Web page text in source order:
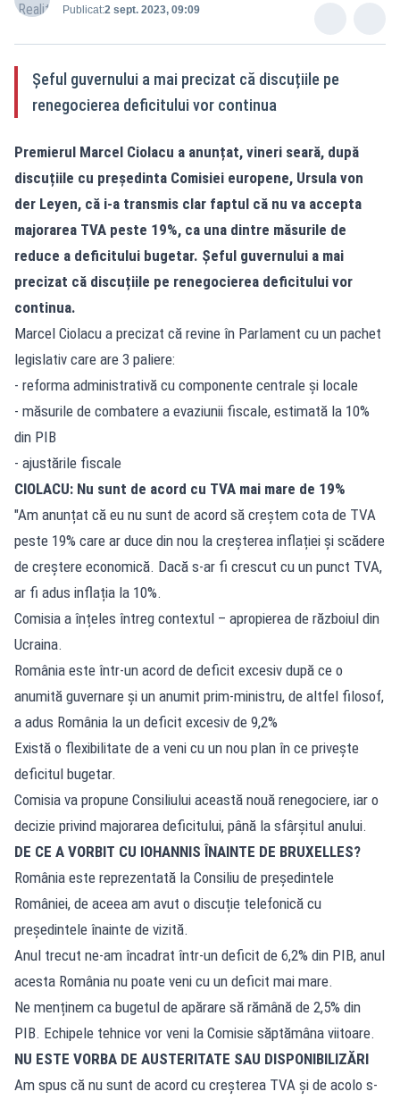
Publicat:2 sept. 2023, 09:09
Șeful guvernului a mai precizat că discuțiile pe
renegocierea deficitului vor continua
Premierul Marcel Ciolacu a anunțat, vineri seară, după
discuțiile cu președinta Comisiei europene, Ursula von
der Leyen, că i-a transmis clar faptul că nu va accepta
majorarea TVA peste 19%, ca una dintre măsurile de
reduce a deficitului bugetar. Șeful guvernului a mai
precizat că discuțiile pe renegocierea deficitului vor
continua.
Marcel Ciolacu a precizat că revine în Parlament cu un pachet
legislativ care are 3 paliere:
- reforma administrativă cu componente centrale și locale
- măsurile de combatere a evaziunii fiscale, estimată la 10%
din PIB
- ajustările fiscale
CIOLACU: Nu sunt de acord cu TVA mai mare de 19%
"Am anunțat că eu nu sunt de acord să creștem cota de TVA
peste 19% care ar duce din nou la creșterea inflației și scădere
de creștere economică. Dacă s-ar fi crescut cu un punct TVA,
ar fi adus inflația la 10%.
Comisia a înțeles întreg contextul – apropierea de războiul din
Ucraina.
România este într-un acord de deficit excesiv după ce o
anumită guvernare și un anumit prim-ministru, de altfel filosof,
a adus România la un deficit excesiv de 9,2%
Există o flexibilitate de a veni cu un nou plan în ce privește
deficitul bugetar.
Comisia va propune Consiliului această nouă renegociere, iar o
decizie privind majorarea deficitului, până la sfârșitul anului.
DE CE A VORBIT CU IOHANNISÎNAINTE DE BRUXELLES?
România este reprezentată la Consiliu de președintele
României, de aceea am avut o discuție telefonică cu
președintele înainte de vizită.
Anul trecut ne-am încadrat într-un deficit de 6,2% din PIB, anul
acesta România nu poate veni cu un deficit mai mare.
Ne menținem ca bugetul de apărare să rămână de 2,5% din
PIB. Echipele tehnice vor veni la Comisie săptămâna viitoare.
NU ESTE VORBA DE AUSTERITATE SAU DISPONIBILIZĂRI
Am spus că nu sunt de acord cu creșterea TVA și de acolo s-